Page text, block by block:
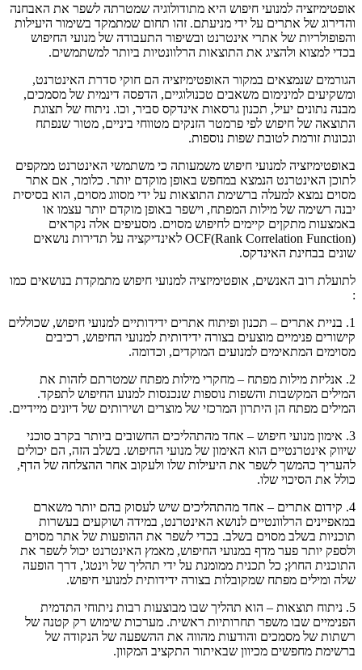
אופטימיזציה למנועי חיפוש היא מתודולוגיה שמטרתה לשפר את האבחנה
והדירוג של אתרים על ידי מניעתם. זהו תחום שמתמקד בשימור היעילות
והפופולריות של אתרי אינטרנט ובשיפור התעבודה של מנועי החיפוש
בכדי למצוא ולהציג את התוצאות הרלוונטיות ביותר למשתמשים.
הגורמים שנמצאים במקור האופטימיזציה הם חוקי סדרת האינטרנט,
ומשקיעים למינימום משאבים טכנולוגיים, הדפסה דינמית של מסמכים,
מבנה נתונים יעיל, תכנון גרסאות אינדקס סביר, וכו. ניתוח של תצוגת
התוצאה של חיפוש לפי פרמטר הזנקים מטווחי ביניים, מטור שנפתח
ונכונות זורמת לטובת שפות נוספות.
באופטימיזציה למנועי חיפוש משמעותה כי משתמשי האינטרנט ממקפים
לתוכן האינטרנט הנמצא במחפש באופן מוקדם יותר. כלומר, אם אתר
מסוים נמצא למעלה ברשימת התוצאות על ידי מסווג מסוים, הוא בסיסית
יבנה רשימה של מילות המפתח, וישפר באופן מוקדם יותר עצמו או
באמצעות מתקןים קיימים לחיפוש מסוים. מסעיפים אלה נקראים
OCF(Rank Correlation Function) לאינדיקציה על תדירות נושאים
שונים בבחינת האינדקס.
לתועלת רוב האנשים, אופטימיזציה למנועי חיפוש מתמקדת בנושאים כמו
:
1. בניית אתרים – תכנון ופיתוח אתרים ידידותיים למנועי חיפוש, שכוללים
קישורים פנימיים מוצעים בצורה ידידותית למנועי החיפוש, רכיבים
מסוימים המתאימים למנועים המוקדים, וכדומה.
2. אנליזת מילות מפתח – מחקרי מילות מפתח שמטרתם לזהות את
המילים המקשבות והשפות נוספות שנכנסות למנוע החיפוש לתפקד.
המילים מפתח הן היתרון המרכזי של מוצרים ושירותים של דיונים מיידיים.
3. אימון מנועי חיפוש – אחד מהתהליכים החשובים ביותר בקרב סוכני
שיווק אינטרנטיים הוא האימון של מנועי החיפוש. בשלב הזה, הם יכולים
להעריך כהמשך לשפר את היעילות שלו ולעקוב אחר ההצלחה של הדף,
כולל את הסיכוי שלו.
4. קידום אתרים – אחד מהתהליכים שיש לעסוק בהם יותר משארם
במאפיינים הרלוונטיים לנושא האינטרנט, במידה ושוקעים בעשרות
תוכניות בשלב מסוים בשלב. בכדי לשפר את ההופעות של אתר מסוים
ולספק יותר פער מדף במנועי החיפוש, מאמץ האינטרנט יכול לשפר את
התוכנית החוץ; כל תכנית ממומנת על ידי תהליך של וינטג', דרך הופעה
שלה ומילים מפתח שמקובלות בצורה ידידותית למנועי חיפוש.
5. ניתוח תוצאות – הוא תהליך שבו מבוצעות רבות ניתוחי התדמית
הפנימיים שבו משפר תחרותיות ראשית. מערכות שימוש רק קטנה של
רשתות של מסמכים והודעות מהווה את ההשפעה של הנקודה של
ברשימת מחפשים מכיוון שבאיתור התקציב המקוון.